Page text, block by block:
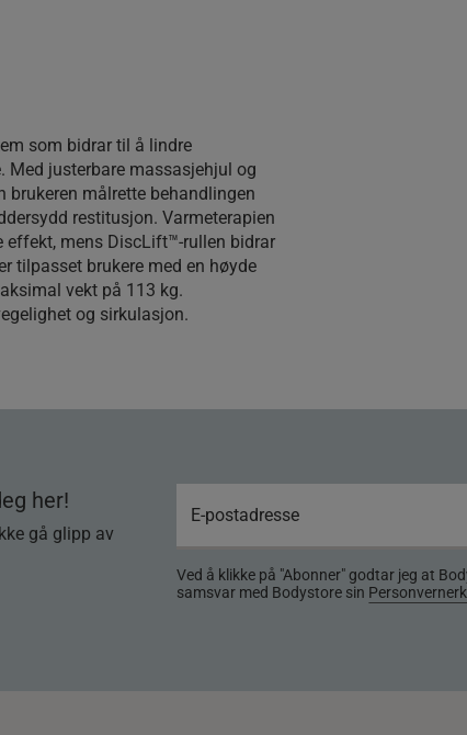
som bidrar til å lindre
Med justerbare massasjehjul og
brukeren målrette behandlingen
restitusjon. Varmeterapien
effekt, mens DiscLift™-rullen bidrar
tilpasset brukere med en høyde
vekt på 113 kg.
og sirkulasjon.
her!
gå glipp av
Ved å klikke på "Abonner" godtar jeg at
samsvar med Bodystore sin